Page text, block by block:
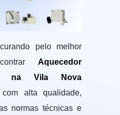
pelo melhor
Aquecedor
na Vila Nova
com alta qualidade,
normas técnicas e